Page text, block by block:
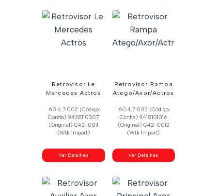
Retrovisor Le
Mercedes Actros
60.4.7.002 (Código
Confia) 9438110307
(Original) C42-0011
(Wtk Import)
Ver Detalhes
Retrovisor Rampa
Atego/Axor/Actros
60.4.7.003 (Código
Confia) 9418101016
(Original) C42-0012
(Wtk Import)
Ver Detalhes